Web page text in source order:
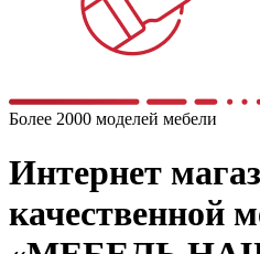
Более 2000 моделей мебели
Интернет
качественной